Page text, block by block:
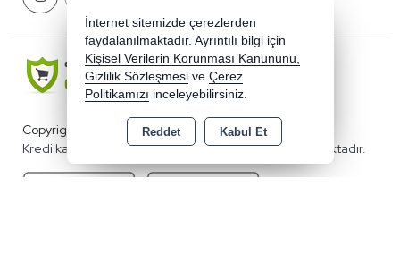
Copyright 2026 compaxe.com - Tüm hakları saklıdır.
Kredi kartı bilgileriniz 256bit SSL sertifikası ile korunmaktadır.
İnternet sitemizde çerezlerden
faydalanılmaktadır. Ayrıntılı bilgi için
Kişisel Verilerin Korunması Kanununu,
Gizlilik Sözleşmesi ve Çerez
Politikamızı inceleyebilirsiniz.
Reddet Kabul Et